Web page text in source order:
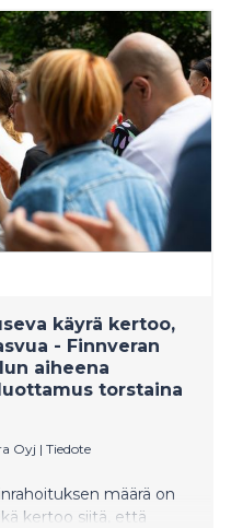
ja henkilöstön
teknologia, tekoäly ja
työn tekemisen tapoja.
työvoimasta
käyrä kertoo,
- Finnveran
aiheena
torstaina
Oyj | Tiedote
määrä on
kertoo siitä, että